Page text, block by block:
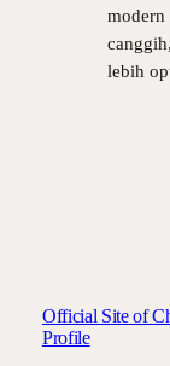
modern
lebih
Official Site of
Profile